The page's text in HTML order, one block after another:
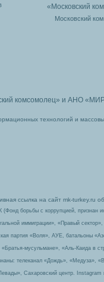
Московский
комсомолец» и АНО
технологий и
ссылка на сайт mk-turkey.ru
борьбы с коррупцией,
иммиграции», «Правый
партия «Воля», АУЕ, батальоны
мусульмане», «Аль-Каида в
телеканал «Дождь»,
Сахаровский центр.